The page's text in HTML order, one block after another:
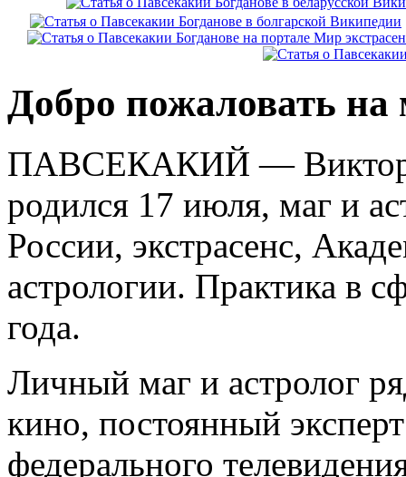
Добро пожаловать на
ПАВСЕКАКИЙ — Виктор
родился 17 июля, маг и
России, экстрасенс,
астрологии. Практика в
года.
Личный маг и астролог
кино, постоянный
федерального